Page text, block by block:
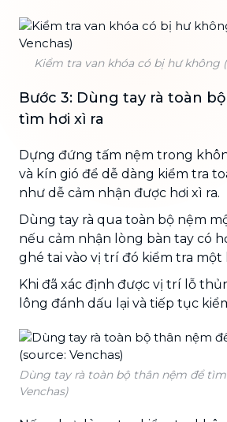
Kiểm tra van khóa có bị hư không
Bước 3: Dùng tay rà toàn
tìm hơi xì ra
Dựng đứng tấm nệm trong
và kín gió để dễ dàng kiểm tra
như dễ cảm nhận được hơi xì ra.
Dùng tay rà qua toàn bộ nệm
nếu cảm nhận lòng bàn tay có
ghé tai vào vị trí đó kiểm tra một
Khi đã xác định được vị trí lỗ
lông đánh dấu lại và tiếp tục
Dùng tay rà toàn bộ thân nệm để
Venchas)